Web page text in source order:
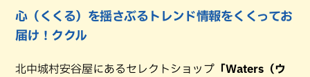
心（くくる）を揺さぶるトレンド情報をくくってお
届け！ククル
北中城村安谷屋にあるセレクトショップ 「Waters（ウ